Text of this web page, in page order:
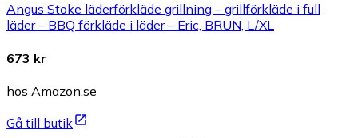
Angus Stoke läderförkläde grillning – grillförkläde i full
läder – BBQ förkläde i läder – Eric, BRUN, L/XL
673 kr
hos Amazon.se
Gå till butik